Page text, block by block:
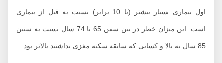
اول بیماری بسیار بیشتر (تا 10 برابر) نسبت به قبل از بیماری
است. این میزان خطر در بین سنین 65 تا 74 سال نسبت به سنین